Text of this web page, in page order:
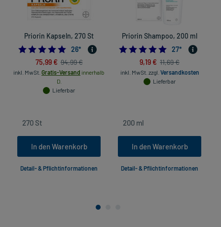
Priorin Kapseln, 270 St
4.961538461538462
26*
75,99 € 94,99 €
inkl. MwSt. Gratis-Versand innerhalb
D.
Lieferbar
In den Warenkorb
Detail- & Pflichtinformationen
Priorin Shampoo, 200 ml
27*
9,19 € 11,69 €
inkl. MwSt. zzgl. Versandkosten
Lieferbar
In den Warenkorb
Detail- & Pflichtinformationen